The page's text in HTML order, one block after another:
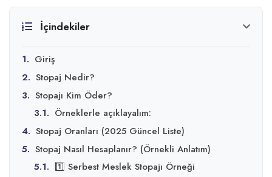
İçindekiler
1. Giriş
2. Stopaj Nedir?
3. Stopajı Kim Öder?
3.1. Örneklerle açıklayalım:
4. Stopaj Oranları (2025 Güncel Liste)
5. Stopaj Nasıl Hesaplanır? (Örnekli Anlatım)
5.1. 1️⃣ Serbest Meslek Stopajı Örneği